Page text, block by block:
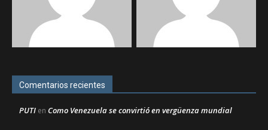
Comentarios recientes
PUTI en Como Venezuela se convirtió en vergüenza mundial